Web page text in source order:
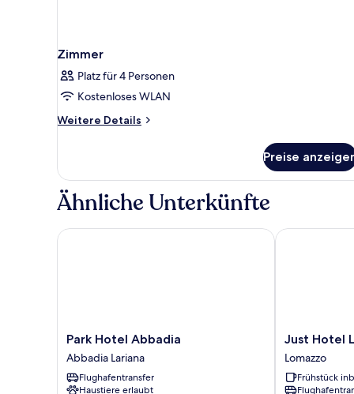
Zimmer
Platz für 4 Personen
Kostenloses WLAN
Weitere Details
Weitere
Preise
Ähnliche Unterkünfte
Park
Hotel
Abbadia
Abbadia
Park Hotel Abbadia
Abbadia Lariana
Flughafentransfer
Haustiere erlaubt
Park Hotel Abbadia
Just
Hotel
Lomazzo
Fiera
Just Hotel
Lomazzo
Frühstück
Just Hotel